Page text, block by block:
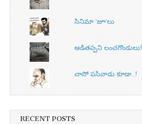
సినిమా ‘జూ‘లు
ఆడితప్పని లంచగొండులు!
చాసో పసివాడు కూడా..!
RECENT POSTS